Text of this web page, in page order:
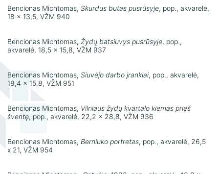
Bencionas Michtomas, Skurdus butas pusrūsyje, pop., akvarelė,
18 x 13,5, VŽM 940
Bencionas Michtomas, Žydų batsiuvys pusrūsyje, pop.,
akvarelė, 18,5 x 15,8, VŽM 937
Bencionas Michtomas, Siuvėjo darbo įrankiai, pop., akvarelė,
18,4 x 15,8, VŽM 951
Bencionas Michtomas, Vilniaus žydų kvartalo kiemas prieš
šventę, pop., akvarelė, 22,2 x 28,8, VŽM 936
Bencionas Michtomas, Berniuko portretas, pop., akvarelė, 26,5
x 21, VŽM 954